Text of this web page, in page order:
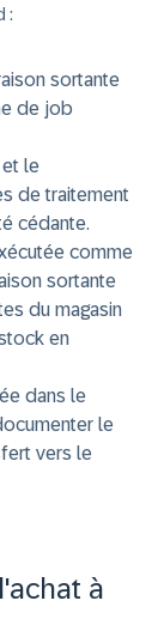
:
sortante
de job
le
de traitement
cédante.
comme
sortante
du magasin
en
dans le
le
vers le
à